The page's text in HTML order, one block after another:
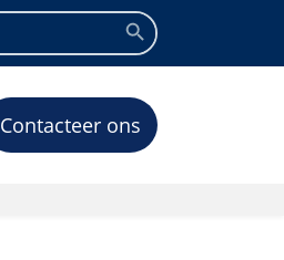
Zoekknop
Contacteer ons